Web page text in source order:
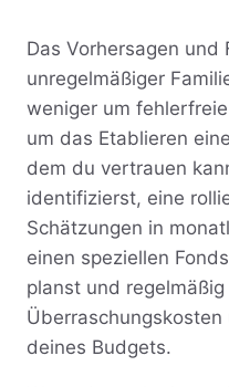
Das Vorhersagen und
unregelmäßiger
weniger um
um das Etablieren
dem du vertrauen
identifizierst, eine
Schätzungen in
einen speziellen
planst und
deines Budgets.